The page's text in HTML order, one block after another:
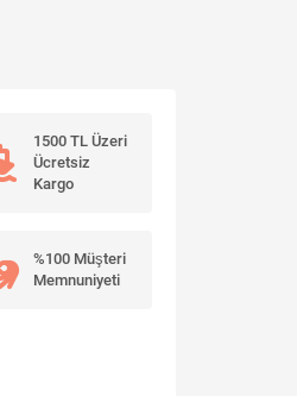
1500 TL Üzeri
Ücretsiz
Kargo
%100 Müşteri
Memnuniyeti